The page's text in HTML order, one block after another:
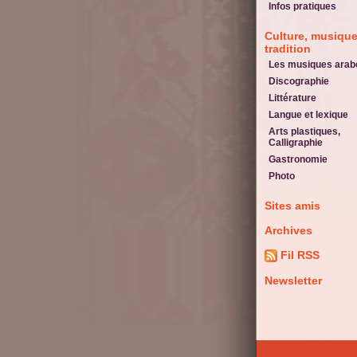
Infos pratiques
Culture,
tradition
Les musiques
Discographie
Littérature
Langue et lexique
Arts plastiques,
Calligraphie
Gastronomie
Photo
Sites amis
Archives
Fil RSS
Newsletter